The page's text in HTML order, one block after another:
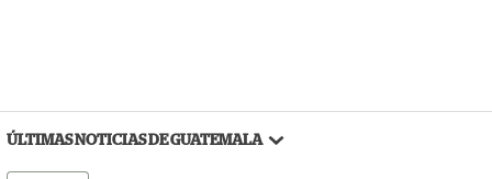
ÚLTIMAS NOTICIAS DE GUATEMALA